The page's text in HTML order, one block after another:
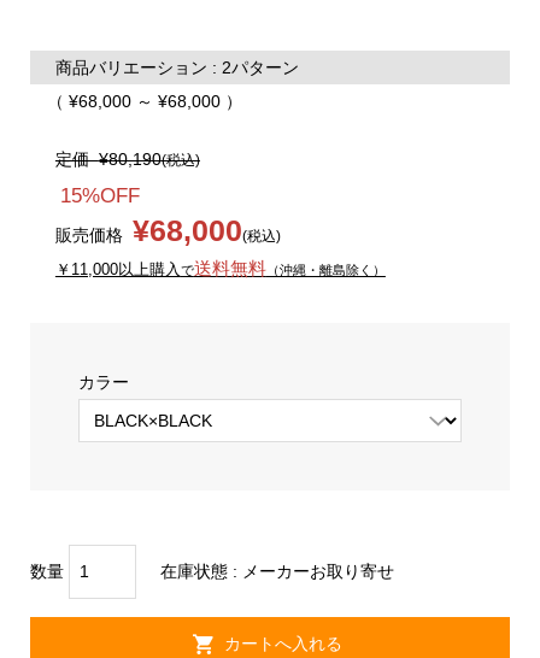
商品バリエーション : 2パターン
（ ¥68,000 ～ ¥68,000 ）
定価¥80,190(税込)
15%OFF
販売価格 ¥68,000(税込)
￥11,000以上購入 で送料無料（沖縄・離島除く）
カラー
数量 在庫状態 : メーカーお取り寄せ